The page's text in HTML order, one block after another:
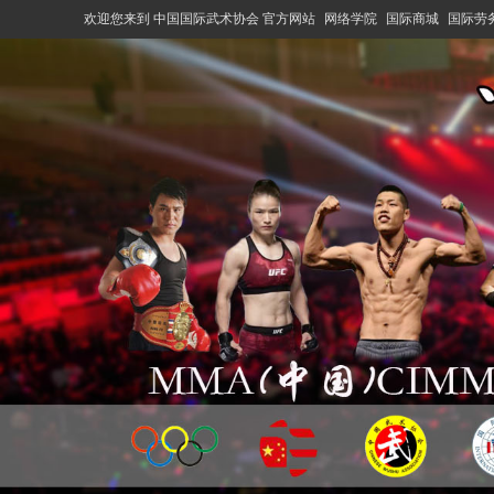
欢迎您来到 中国国际武术协会 官方网站 网络学院 国际商城 国际劳